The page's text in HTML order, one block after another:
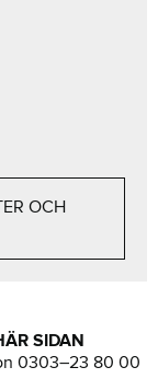
OCH
SIDAN
0303–23 80 00